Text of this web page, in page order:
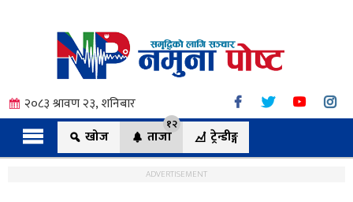
२०८३ श्रावण २३, शनिबार
खोज
ताजा
१२
ट्रेन्डीङ्ग
ADVERTISEMENT